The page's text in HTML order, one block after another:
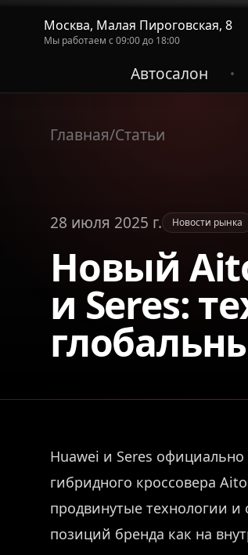
Москва, Малая Пироговская, 8
Мы работаем с 09:00 до 18:00
Автосалон
•
Главная/Статьи
28 июля 2025 г. Новости рынка
Новый
и Seres:
Huawei и Seres
гибридного кроссовера
продвинутые технологии и
позиций бренда как на